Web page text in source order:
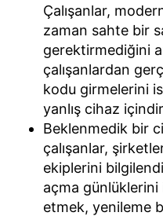
Çalışanlar,
zaman sahte bir
gerektirmediğini
çalışanlardan
kodu girmelerini
yanlış cihaz
Beklenmedik bir
çalışanlar,
ekiplerini
açma günlüklerini
etmek, yenileme